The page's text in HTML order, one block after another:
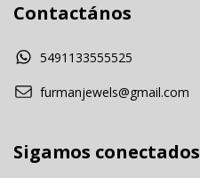
Contactános
5491133555525
furmanjewels@gmail.com
Sigamos conectados